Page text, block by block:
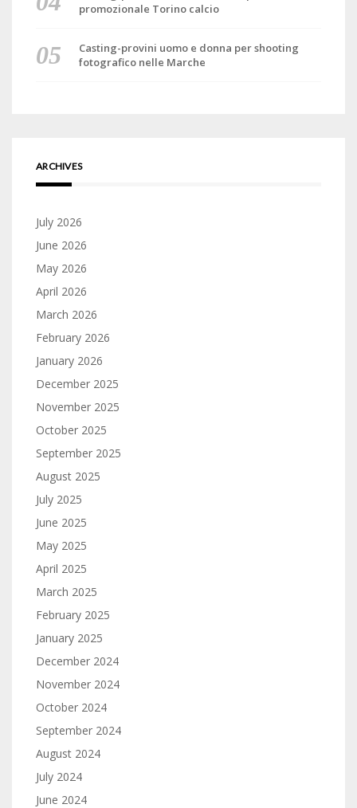
promozionale Torino calcio
Casting-provini uomo e donna per shooting
fotografico nelle Marche
ARCHIVES
July 2026
June 2026
May 2026
April 2026
March 2026
February 2026
January 2026
December 2025
November 2025
October 2025
September 2025
August 2025
July 2025
June 2025
May 2025
April 2025
March 2025
February 2025
January 2025
December 2024
November 2024
October 2024
September 2024
August 2024
July 2024
June 2024